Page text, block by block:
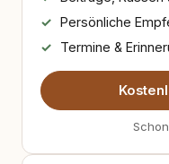
Persönliche
Termine &